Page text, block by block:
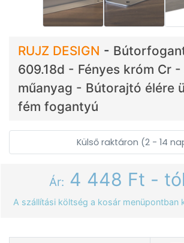
RUJZ DESIGN -
609.18d - Fényes króm Cr -
műanyag - Bútorajtó élére
fém fogantyú
Külső raktáron (2 - 14
Ár: 4 448 Ft - tól
A szállítási költség a kosár menüpontban